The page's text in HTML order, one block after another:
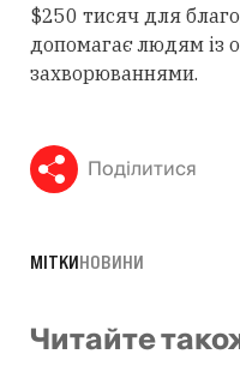
$250 тисяч для
допомагає людям із
захворюваннями.
Поділитися
МІТКИНОВИНИ
Читайте